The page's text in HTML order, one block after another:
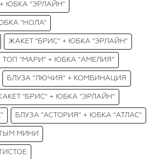
ЮБКА "ЭРЛАЙН"
"НОЛА"
ЖАКЕТ "БРИС" + ЮБКА "ЭРЛАЙН"
ТОП "МАРИ" + ЮБКА "АМЕЛИЯ"
БЛУЗА "ЛЮЧИЯ" + КОМБИНАЦИЯ
"БРИС" + ЮБКА "ЭРЛАЙН"
БЛУЗА "АСТОРИЯ" + ЮБКА "АТЛАС"
МИНИ